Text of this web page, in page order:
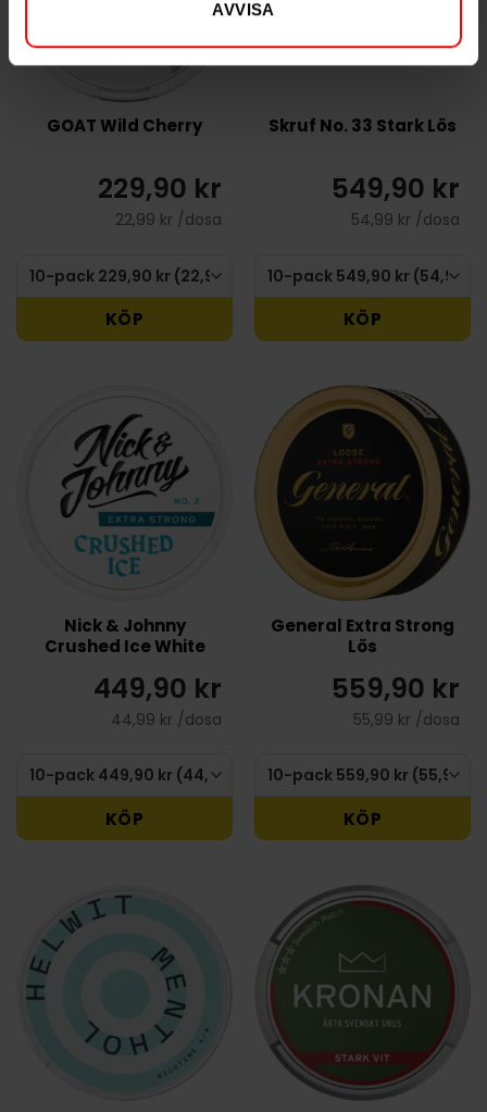
AVVISA
GOAT Wild Cherry
229,90 kr
22,99 kr /dosa
KÖP
Skruf No. 33 Stark Lös
549,90 kr
54,99 kr /dosa
KÖP
Nick & Johnny
Crushed Ice White
449,90 kr
44,99 kr /dosa
KÖP
General Extra Strong
Lös
559,90 kr
55,99 kr /dosa
KÖP